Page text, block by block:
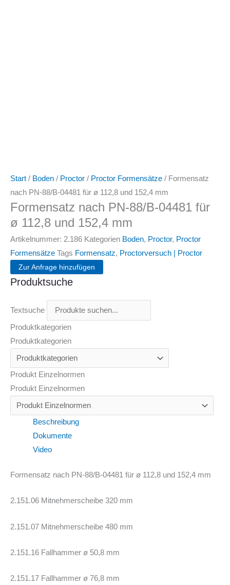
Start / Boden / Proctor / Proctor Formensätze / Formensatz
nach PN-88/B-04481 für ø 112,8 und 152,4 mm
Formensatz nach PN-88/B-04481 für
ø 112,8 und 152,4 mm
Artikelnummer: 2.186 Kategorien Boden, Proctor, Proctor
Formensätze Tags Formensatz, Proctorversuch | Proctor
Zur Anfrage hinzufügen
Produktsuche
Textsuche
Produktkategorien
Produktkategorien
Produkt Einzelnormen
Produkt Einzelnormen
Beschreibung
Dokumente
Video
Formensatz nach PN-88/B-04481 für ø 112,8 und 152,4 mm
2.151.06 Mitnehmerscheibe 320 mm
2.151.07 Mitnehmerscheibe 480 mm
2.151.16 Fallhammer ø 50,8 mm
2.151.17 Fallhammer ø 76,8 mm